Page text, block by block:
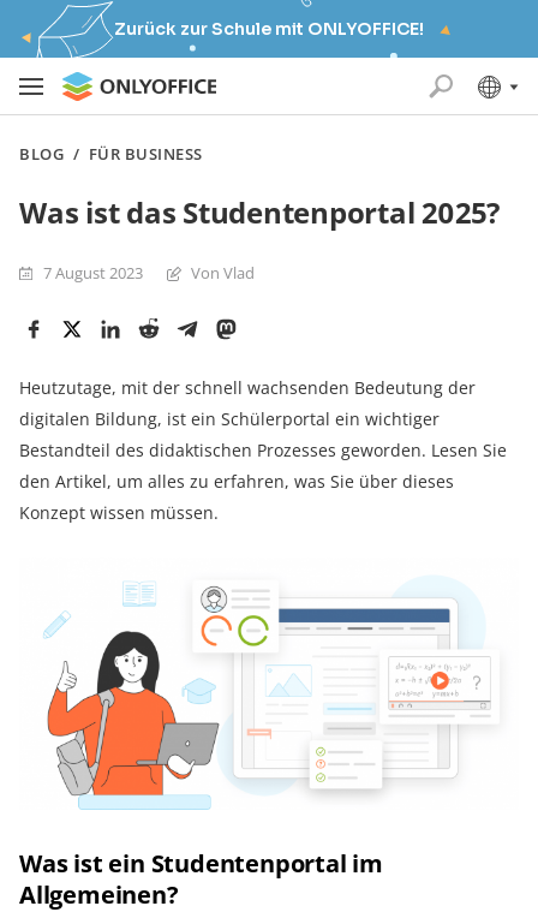
Zurück zur Schule mit ONLYOFFICE!
BLOG / FÜR BUSINESS
Was ist das Studentenportal 2025?
7 August 2023 Von Vlad
Heutzutage, mit der schnell wachsenden Bedeutung der
digitalen Bildung, ist ein Schülerportal ein wichtiger
Bestandteil des didaktischen Prozesses geworden. Lesen Sie
den Artikel, um alles zu erfahren, was Sie über dieses
Konzept wissen müssen.
Was ist ein Studentenportal im
Allgemeinen?